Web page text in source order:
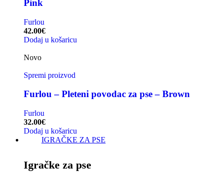
Pink
Furlou
42.00€
Dodaj u košaricu
Novo
Spremi proizvod
Furlou – Pleteni povodac za pse – Brown
Furlou
32.00€
Dodaj u košaricu
IGRAČKE ZA PSE
Igračke za pse